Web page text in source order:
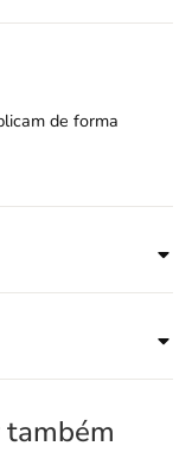
de forma
também